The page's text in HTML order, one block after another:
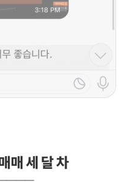
매 세 달 차